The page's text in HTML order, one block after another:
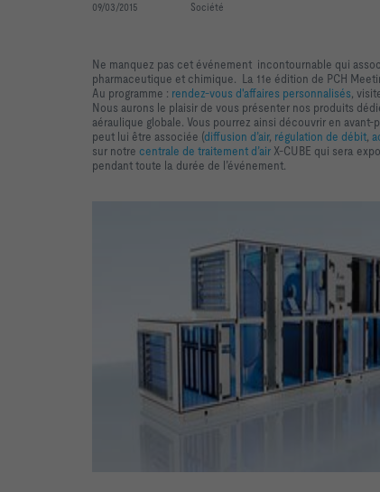
09/03/2015
Société
Ne manquez pas cet événement incontournable qui
pharmaceutique et chimique. La 11e édition de PCH
Au programme : rendez-vous d'affaires personnalisés,
Nous aurons le plaisir de vous présenter nos produits
aéraulique globale. Vous pourrez ainsi découvrir en avant-
peut lui être associée (diffusion d’air, régulation de débit,
sur notre centrale de traitement d’air X-CUBE qui sera
pendant toute la durée de l’événement.